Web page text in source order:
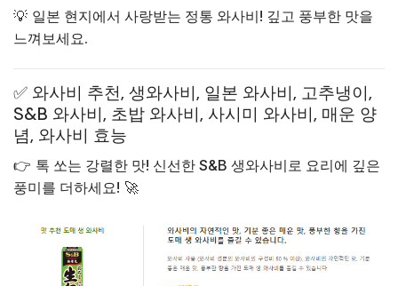
💡 일본 현지에서 사랑받는 정통 와사비! 깊고 풍부한 맛을
느껴보세요.
✅ 와사비 추천, 생와사비, 일본 와사비, 고추냉이,
S&B 와사비, 초밥 와사비, 사시미 와사비, 매운 양
념, 와사비 효능
👉 톡 쏘는 강렬한 맛! 신선한 S&B 생와사비로 요리에 깊은
풍미를 더하세요! 🚀